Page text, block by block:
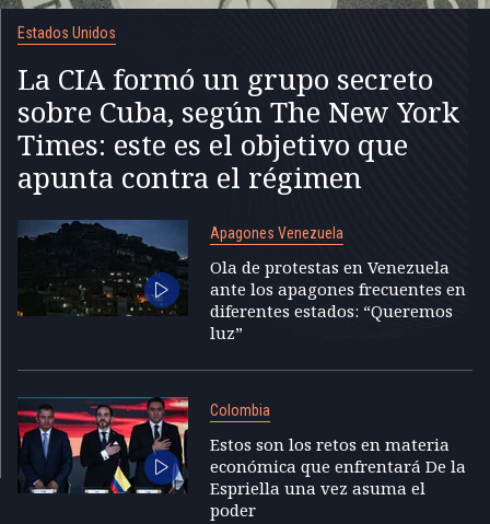
Estados Unidos
La CIA formó un grupo secreto
sobre Cuba, según The New York
Times: este es el objetivo que
apunta contra el régimen
Apagones Venezuela
Ola de protestas en Venezuela
ante los apagones frecuentes en
diferentes estados: “Queremos
luz”
Colombia
Estos son los retos en materia
económica que enfrentará De la
Espriella una vez asuma el
poder